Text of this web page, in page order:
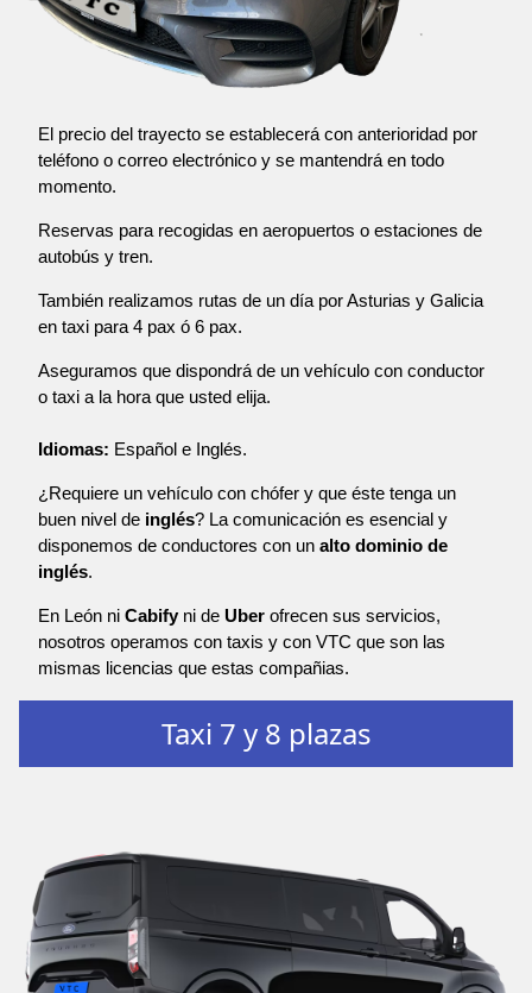
El precio del trayecto se establecerá con anterioridad por
teléfono o correo electrónico y se mantendrá en todo
momento.
Reservas para recogidas en aeropuertos o estaciones de
autobús y tren.
También realizamos rutas de un día por Asturias y Galicia
en taxi para 4 pax ó 6 pax.
Aseguramos que dispondrá de un vehículo con conductor
o taxi a la hora que usted elija.
Idiomas: Español e Inglés.
¿Requiere un vehículo con chófer y que éste tenga un
buen nivel de inglés? La comunicación es esencial y
disponemos de conductores con un alto dominio de
inglés.
En León ni Cabify ni de Uber ofrecen sus servicios,
nosotros operamos con taxis y con VTC que son las
mismas licencias que estas compañias.
Taxi 7 y 8 plazas